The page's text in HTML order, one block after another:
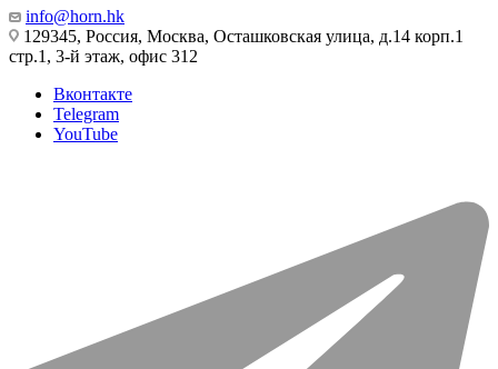
info@horn.hk
129345, Россия, Москва, Осташковская улица, д.14 корп.1
стр.1, 3-й этаж, офис 312
Вконтакте
Telegram
YouTube